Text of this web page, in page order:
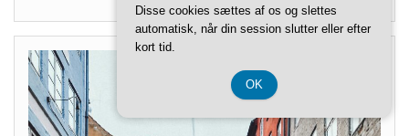
Disse cookies sættes af os og slettes
automatisk, når din session slutter eller efter
kort tid.
OK